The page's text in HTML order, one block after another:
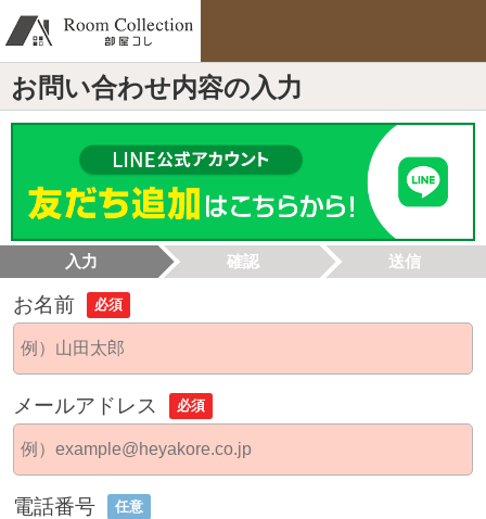
お問い合わせ内容の入力
入力 確認 送信
お名前 必須
メールアドレス 必須
電話番号 任意